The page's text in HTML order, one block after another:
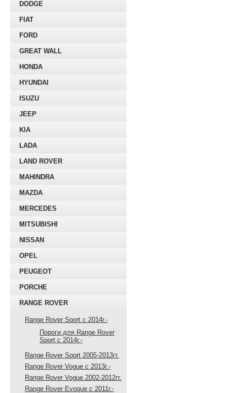
DODGE
FIAT
FORD
GREAT WALL
HONDA
HYUNDAI
ISUZU
JEEP
KIA
LADA
LAND ROVER
MAHINDRA
MAZDA
MERCEDES
MITSUBISHI
NISSAN
OPEL
PEUGEOT
PORCHE
RANGE ROVER
Range Rover Sport с 2014г.-
Пороги для Range Rover
Sport с 2014г.-
Range Rover Sport 2005-2013гг.
Range Rover Vogue с 2013г.-
Range Rover Vogue 2002-2012гг.
Range Rover Evoque с 2011г.-